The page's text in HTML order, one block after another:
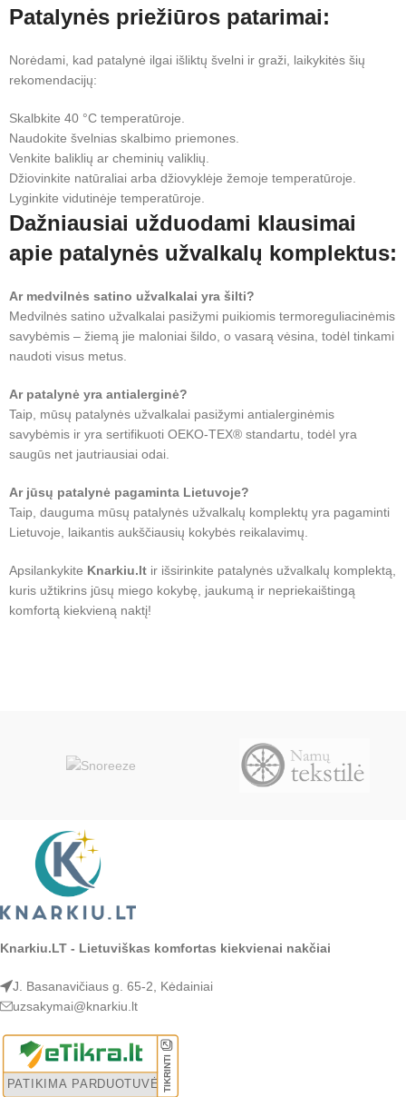
Patalynės priežiūros patarimai:
Norėdami, kad patalynė ilgai išliktų švelni ir graži, laikykitės šių
rekomendacijų:
Skalbkite 40 °C temperatūroje.
Naudokite švelnias skalbimo priemones.
Venkite baliklių ar cheminių valiklių.
Džiovinkite natūraliai arba džiovyklėje žemoje temperatūroje.
Lyginkite vidutinėje temperatūroje.
Dažniausiai užduodami klausimai
apie patalynės užvalkalų komplektus:
Ar medvilnės satino užvalkalai yra šilti?
Medvilnės satino užvalkalai pasižymi puikiomis termoreguliacinėmis
savybėmis – žiemą jie maloniai šildo, o vasarą vėsina, todėl tinkami
naudoti visus metus.
Ar patalynė yra antialerginė?
Taip, mūsų patalynės užvalkalai pasižymi antialerginėmis
savybėmis ir yra sertifikuoti OEKO-TEX® standartu, todėl yra
saugūs net jautriausiai odai.
Ar jūsų patalynė pagaminta Lietuvoje?
Taip, dauguma mūsų patalynės užvalkalų komplektų yra pagaminti
Lietuvoje, laikantis aukščiausių kokybės reikalavimų.
Apsilankykite Knarkiu.lt ir išsirinkite patalynės užvalkalų komplektą,
kuris užtikrins jūsų miego kokybę, jaukumą ir nepriekaištingą
komfortą kiekvieną naktį!
Knarkiu.LT - Lietuviškas komfortas kiekvienai nakčiai
J. Basanavičiaus g. 65-2, Kėdainiai
uzsakymai@knarkiu.lt